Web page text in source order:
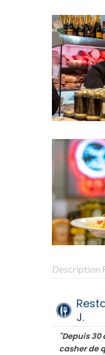
Description
J.
"Depuis
casher de